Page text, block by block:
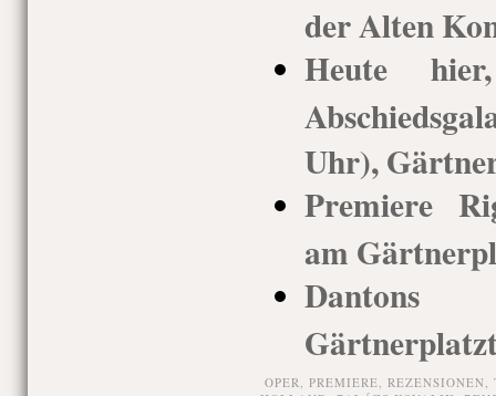
der Alten
Heute
Uhr),
Premiere
am
Dantons
OPER, PREMIERE, REZENSIONEN,